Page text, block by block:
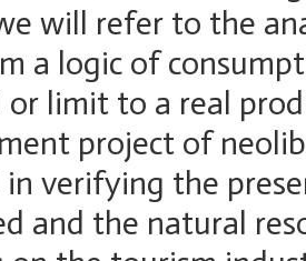
will refer to the
a logic of
or limit to a real
project of
in verifying the
and the natural